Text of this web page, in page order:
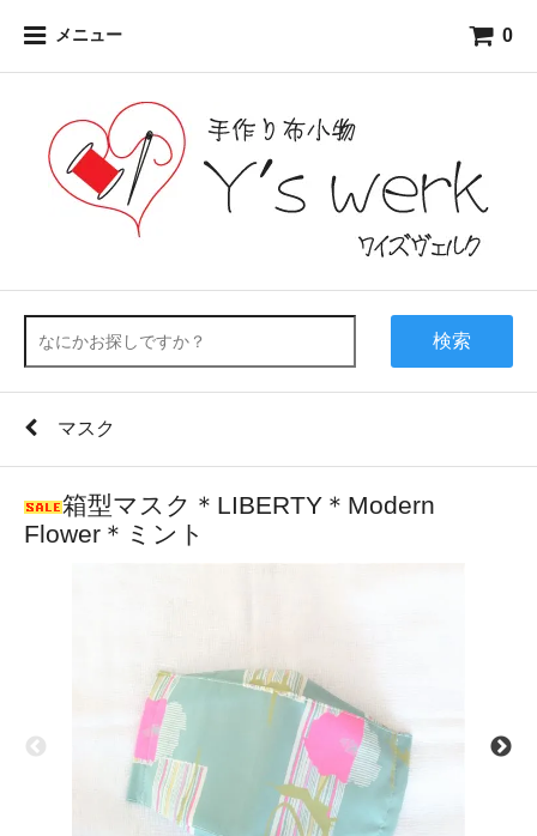
メニュー 0
検索
マスク
箱型マスク＊LIBERTY＊Modern
Flower＊ミント